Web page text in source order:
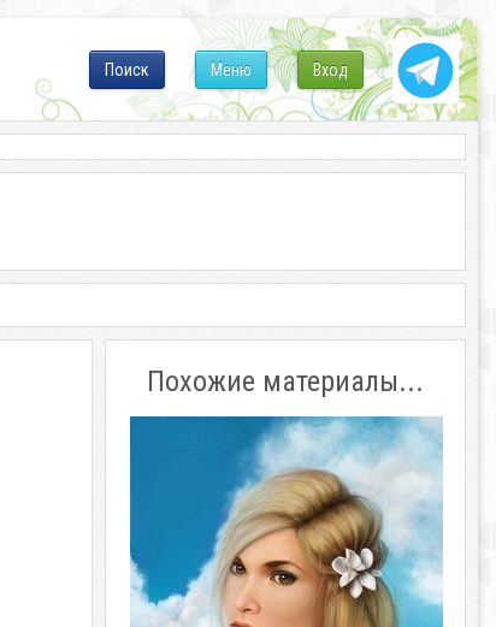
Вход
Меню
Поиск
Похожие материалы...